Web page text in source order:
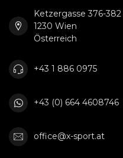
Ketzergasse 376-382
1230 Wien
Österreich
+43 1 886 0975
+43 (0) 664 4608746
office@x-sport.at